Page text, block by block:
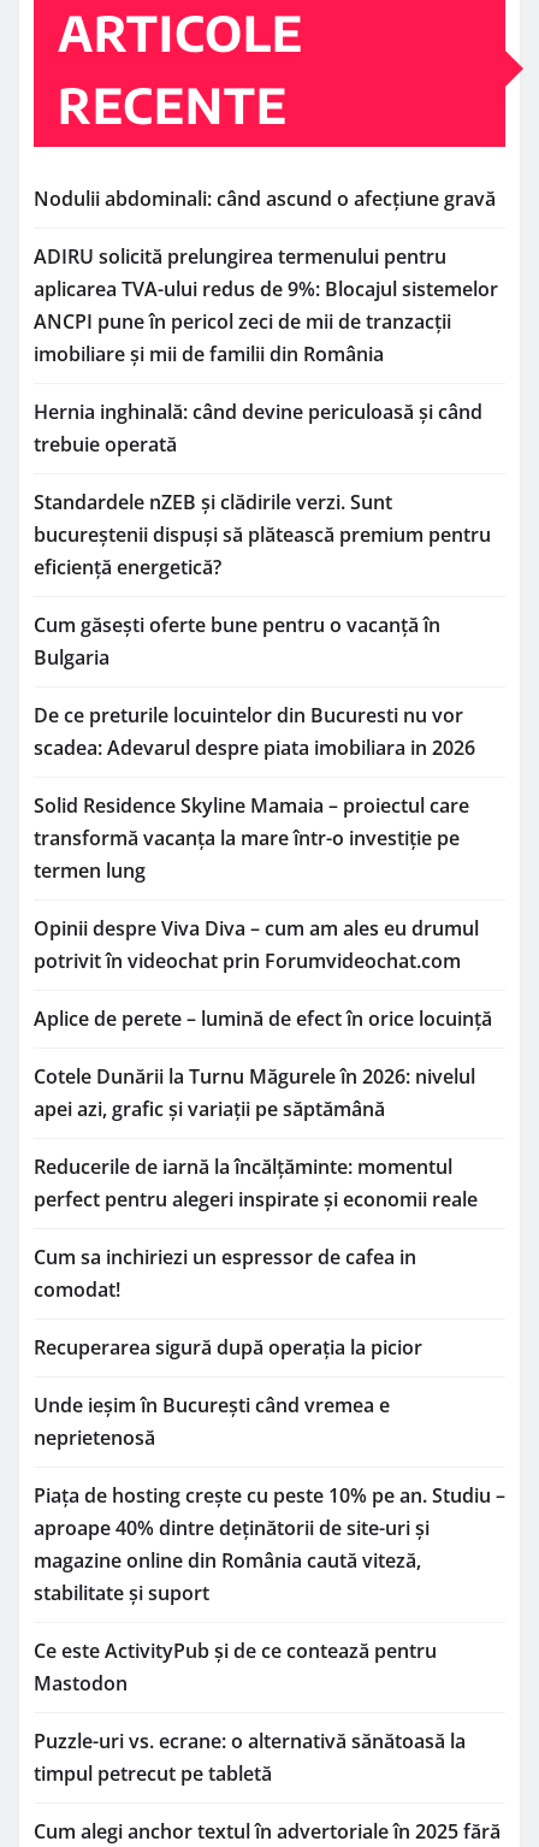
ARTICOLE
RECENTE
Nodulii abdominali: când ascund o afecțiune gravă
ADIRU solicită prelungirea termenului pentru
aplicarea TVA-ului redus de 9%: Blocajul sistemelor
ANCPI pune în pericol zeci de mii de tranzacții
imobiliare și mii de familii din România
Hernia inghinală: când devine periculoasă și când
trebuie operată
Standardele nZEB și clădirile verzi. Sunt
bucureștenii dispuși să plătească premium pentru
eficiență energetică?
Cum găsești oferte bune pentru o vacanță în
Bulgaria
De ce preturile locuintelor din Bucuresti nu vor
scadea: Adevarul despre piata imobiliara in 2026
Solid Residence Skyline Mamaia – proiectul care
transformă vacanța la mare într-o investiție pe
termen lung
Opinii despre Viva Diva – cum am ales eu drumul
potrivit în videochat prin Forumvideochat.com
Aplice de perete – lumină de efect în orice locuință
Cotele Dunării la Turnu Măgurele în 2026: nivelul
apei azi, grafic și variații pe săptămână
Reducerile de iarnă la încălțăminte: momentul
perfect pentru alegeri inspirate și economii reale
Cum sa inchiriezi un espressor de cafea in
comodat!
Recuperarea sigură după operația la picior
Unde ieșim în București când vremea e
neprietenosă
Piața de hosting crește cu peste 10% pe an. Studiu –
aproape 40% dintre deținătorii de site-uri și
magazine online din România caută viteză,
stabilitate și suport
Ce este ActivityPub și de ce contează pentru
Mastodon
Puzzle-uri vs. ecrane: o alternativă sănătoasă la
timpul petrecut pe tabletă
Cum alegi anchor textul în advertoriale în 2025 fără